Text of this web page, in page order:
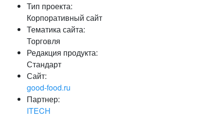
Пароль
Тип проекта:
Корпоративный сайт
Тематика сайта:
Торговля
Редакция продукта:
Стандарт
Сайт:
good-food.ru
Партнер:
ITECH